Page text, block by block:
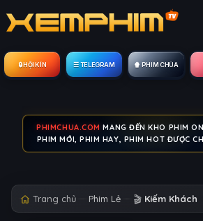
🔒︎ HỘI KÍN ☰ TELEGRAM 🍿 PHIM CHÙA
PHIMCHUA.COM MANG ĐẾN KHO PHIM
PHIM MỚI, PHIM HAY, PHIM HOT ĐƯỢC
Trang chủ Phim Lẻ 🎬 Kiếm Khách